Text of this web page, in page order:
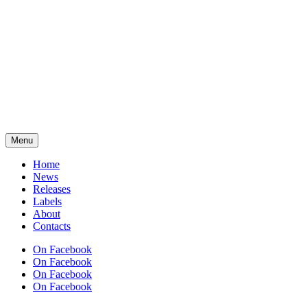
Menu
Home
News
Releases
Labels
About
Contacts
On Facebook
On Facebook
On Facebook
On Facebook